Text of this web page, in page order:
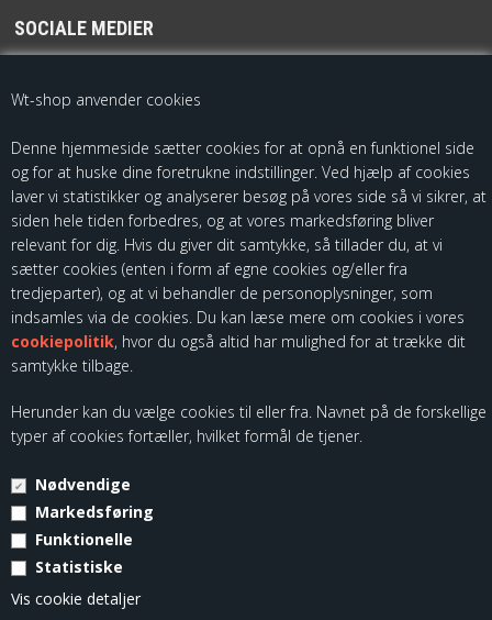
Wt-shop anvender cookies
Denne hjemmeside sætter cookies for at opnå en funktionel side
og for at huske dine foretrukne indstillinger. Ved hjælp af cookies
laver vi statistikker og analyserer besøg på vores side så vi sikrer, at
siden hele tiden forbedres, og at vores markedsføring bliver
relevant for dig. Hvis du giver dit samtykke, så tillader du, at vi
sætter cookies (enten i form af egne cookies og/eller fra
tredjeparter), og at vi behandler de personoplysninger, som
indsamles via de cookies. Du kan læse mere om cookies i vores
cookiepolitik, hvor du også altid har mulighed for at trække dit
samtykke tilbage.
Herunder kan du vælge cookies til eller fra. Navnet på de forskellige
typer af cookies fortæller, hvilket formål de tjener.
Nødvendige
Markedsføring
Funktionelle
Statistiske
Vis cookie detaljer
SOCIALE MEDIER
Som importør af fødevarekontaktmaterialer, skal vi være registreret
hos Fødevarestyrelsen. Du kan finde vores kontrolrapporter ved at
følge dette link:
© Copyright 2026 - Kloch Group ApS - CVR. 45355799.